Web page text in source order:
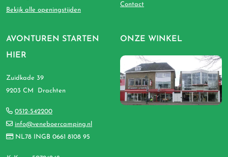
AVONTUREN STARTEN
HIER
Zuidkade 39
9203 CM Drachten
0512-542200
info@veneboercamping.nl
NL78 INGB 0661 8108 95
Bekijk alle openingstijden
Contact
ONZE WINKEL